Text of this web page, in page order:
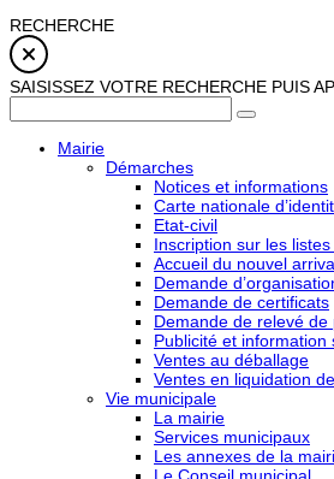
RECHERCHE
SAISISSEZ VOTRE RECHERCHE PUIS
Mairie
Démarches
Notices et informations
Carte nationale
Etat-civil
Inscription sur les
Accueil du nouvel
Demande
Demande de certificats
Demande de relevé de
Publicité et information
Ventes au déballage
Ventes en liquidation
Vie municipale
La mairie
Services municipaux
Les annexes de la